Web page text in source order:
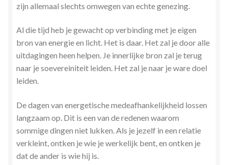
zijn allemaal slechts omwegen van echte genezing.
Al die tijd heb je gewacht op verbinding met je eigen
bron van energie en licht. Het is daar. Het zal je door alle
uitdagingen heen helpen. Je innerlijke bron zal je terug
naar je soevereiniteit leiden. Het zal je naar je ware doel
leiden.
De dagen van energetische medeafhankelijkheid lossen
langzaam op. Dit is een van de redenen waarom
sommige dingen niet lukken. Als je jezelf in een relatie
verkleint, ontken je wie je werkelijk bent, en ontken je
dat de ander is wie hij is.